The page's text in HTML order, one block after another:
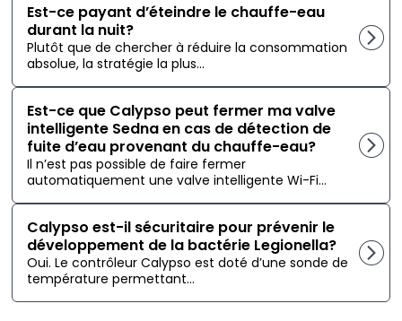
Est-ce payant d’éteindre le chauffe-eau
durant la nuit?
Plutôt que de chercher à réduire la consommation
absolue, la stratégie la plus...
Est-ce que Calypso peut fermer ma valve
intelligente Sedna en cas de détection de
fuite d’eau provenant du chauffe-eau?
Il n’est pas possible de faire fermer
automatiquement une valve intelligente Wi-Fi...
Calypso est-il sécuritaire pour prévenir le
développement de la bactérie Legionella?
Oui. Le contrôleur Calypso est doté d’une sonde de
température permettant...